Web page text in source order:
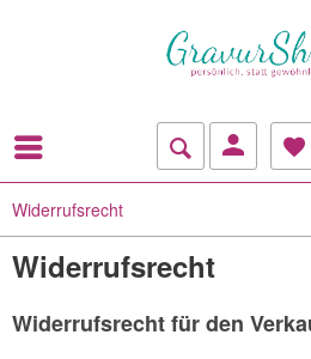
Widerrufsrecht
Widerrufsrecht
Widerrufsrecht für den